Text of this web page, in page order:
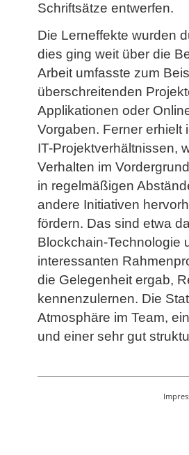
Schriftsätze entwerfen.
Die Lerneffekte wurden
dies ging weit über die
Arbeit umfasste zum
überschreitenden
Applikationen oder
Vorgaben. Ferner erhielt
IT-Projektverhältnissen,
Verhalten im
in regelmäßigen
andere Initiativen
fördern. Das sind etwa
Blockchain-Technologie
interessanten
die Gelegenheit ergab,
kennenzulernen. Die
Atmosphäre im Team,
und einer sehr gut